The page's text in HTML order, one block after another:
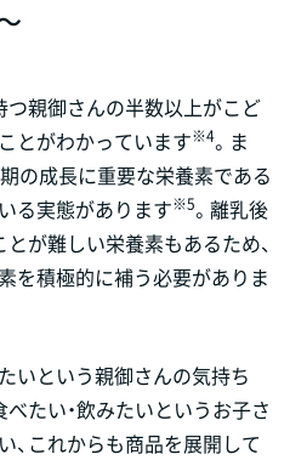
つ親御さんの半数以上がこど
とがわかっています※4。ま
の成長に重要な栄養素である
る実態があります※5。離乳後
が難しい栄養素もあるため、
を積極的に補う必要がありま
いという親御さんの気持ち
たい・飲みたいというお子さ
、これからも商品を展開して